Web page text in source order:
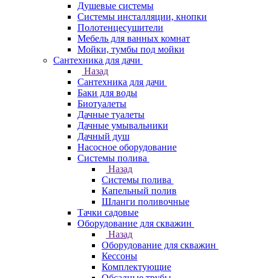
Душевые системы
Системы инсталляции, кнопки
Полотенцесушители
Мебель для ванных комнат
Мойки, тумбы под мойки
Сантехника для дачи
Назад
Сантехника для дачи
Баки для воды
Биотуалеты
Дачные туалеты
Дачные умывальники
Дачный душ
Насосное оборудование
Системы полива
Назад
Системы полива
Капельный полив
Шланги поливочные
Тачки садовые
Оборудование для скважин
Назад
Оборудование для скважин
Кессоны
Комплектующие